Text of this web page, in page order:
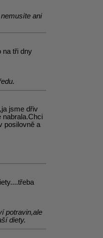
ani
na tři dny
jsme dřiv
nabrala.Chci
posilovně a
potravin,ale
diety.